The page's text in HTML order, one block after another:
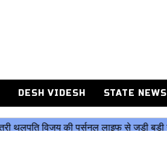
DESH VIDESH STATE NEWS